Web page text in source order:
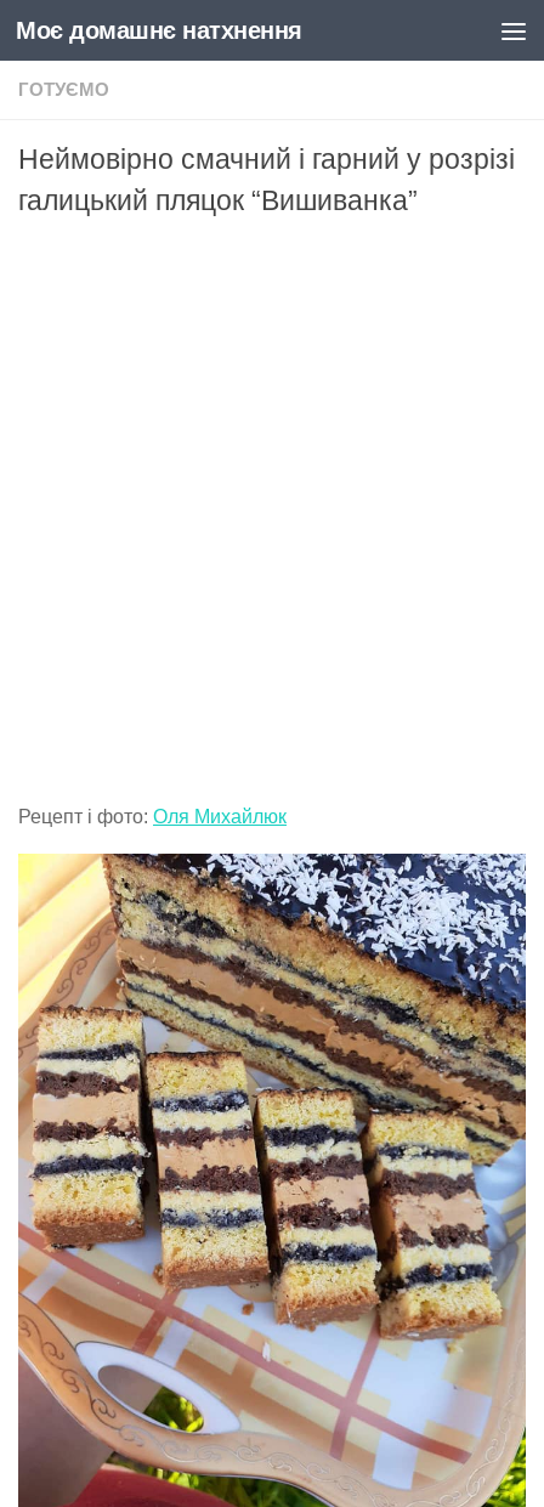
Skip to content
Моє домашнє натхнення
ГОТУЄМО
Неймовірно смачний і гарний у розрізі
галицький пляцок “Вишиванка”
Рецепт і фото: Оля Михайлюк